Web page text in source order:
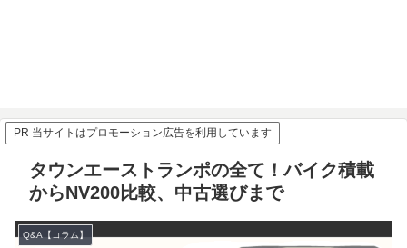
PR 当サイトはプロモーション広告を利用しています
タウンエーストランポの全て！バイク積載
からNV200比較、中古選びまで
Q&A【コラム】